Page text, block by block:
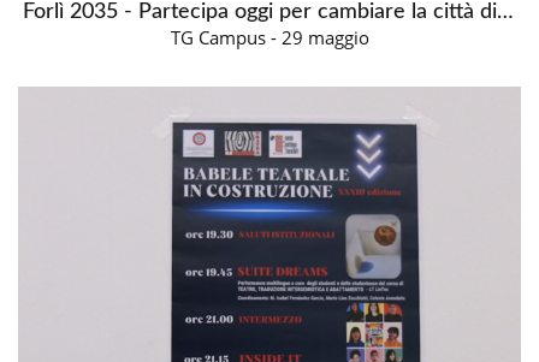
Forlì 2035 - Partecipa oggi per cambiare la città di domani
TG Campus - 29 maggio